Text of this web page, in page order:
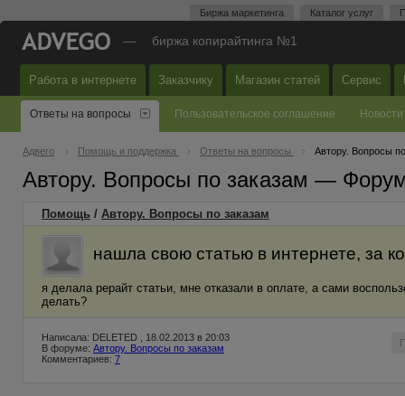
Биржа маркетинга Каталог услуг
— биржа копирайтинга №1
Работа в интернете Заказчику Магазин статей Сервис
Ответы на вопросы Пользовательское соглашение Новости
Адвего Помощь и поддержка Ответы на вопросы Автору. Вопросы
Автору. Вопросы по заказам —
Помощь / Автору. Вопросы по заказам
нашла свою статью в интернете, за
я делала рерайт статьи, мне отказали в оплате, а сами
делать?
Написала: DELETED , 18.02.2013 в 20:03
В форуме: Автору. Вопросы по заказам
Комментариев: 7